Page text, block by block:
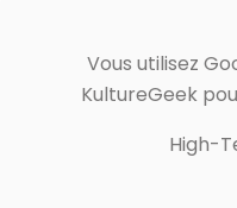
Vous utilisez
KultureGeek
High-